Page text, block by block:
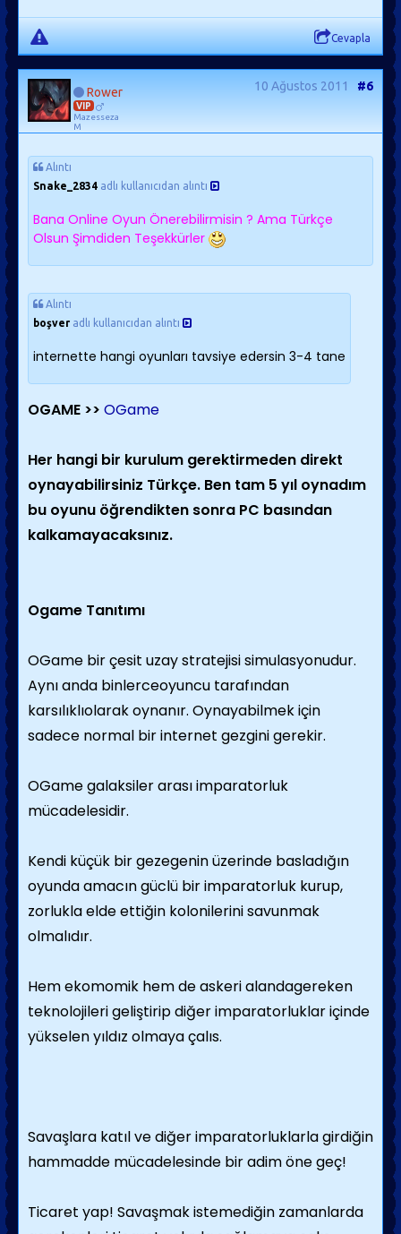
Cevapla
Rower
VIP
Mazesseza
M
10 Ağustos 2011 #6
Alıntı
Snake_2834 adlı kullanıcıdan alıntı
Bana Online Oyun Önerebilirmisin ? Ama Türkçe
Olsun Şimdiden Teşekkürler
Alıntı
boşver adlı kullanıcıdan alıntı
internette hangi oyunları tavsiye edersin 3-4 tane
OGAME >> OGame
Her hangi bir kurulum gerektirmeden direkt
oynayabilirsiniz Türkçe. Ben tam 5 yıl oynadım
bu oyunu öğrendikten sonra PC basından
kalkamayacaksınız.
Ogame Tanıtımı
OGame bir çesit uzay stratejisi simulasyonudur.
Aynı anda binlerceoyuncu tarafından
karsılıklıolarak oynanır. Oynayabilmek için
sadece normal bir internet gezgini gerekir.
OGame galaksiler arası imparatorluk
mücadelesidir.
Kendi küçük bir gezegenin üzerinde basladığın
oyunda amacın güclü bir imparatorluk kurup,
zorlukla elde ettiğin kolonilerini savunmak
olmalıdır.
Hem ekomomik hem de askeri alandagereken
teknolojileri geliştirip diğer imparatorluklar içinde
yükselen yıldız olmaya çalıs.
Savaşlara katıl ve diğer imparatorluklarla girdiğin
hammadde mücadelesinde bir adim öne geç!
Ticaret yap! Savaşmak istemediğin zamanlarda